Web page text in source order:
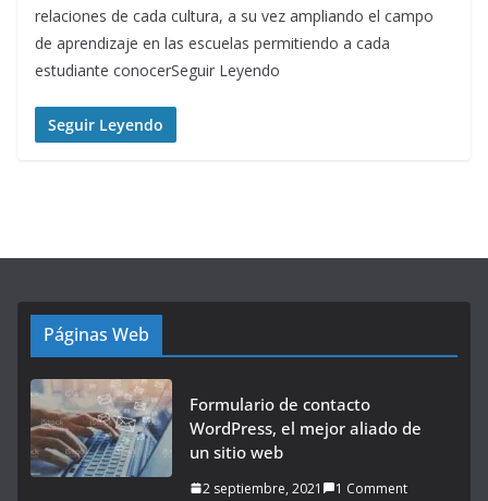
relaciones de cada cultura, a su vez ampliando el campo
de aprendizaje en las escuelas permitiendo a cada
estudiante conocerSeguir Leyendo
Seguir Leyendo
Páginas Web
Formulario de contacto
WordPress, el mejor aliado de
un sitio web
2 septiembre, 2021 1 Comment